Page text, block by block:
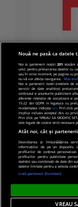
© 2019 PRO TV
de
Nouă ne pasă ca datele
Noi și partenerii noștri201 stocăm
unici pentru prelucrarea datelor cu
sau în orice moment, pe pagina cu
nu vă vor afecta navigarea.
Mai
Noi si partenerii nostri (retelele de
servicii de date analitice)
continutul si anunturile publicitare
aferente retelelor de socializare si
15-22 din GDPR in legatura cu
modalitatea indicata aici. Prin click
implica inclusiv acceptul dvs. cu
Prin click pe “VREAU SA MODIFIC
cele legate de cookie strict necesare
Atât noi, cât și
Dezvoltarea și îmbunătățirea
informațiilor de pe un dispozitiv.
profilurilor de conținut
profilurilor pentru publicitate
statistici sau combinații de date din
datelor limitate pentru a selecta
Listă parteneri (furnizori)
VREAU